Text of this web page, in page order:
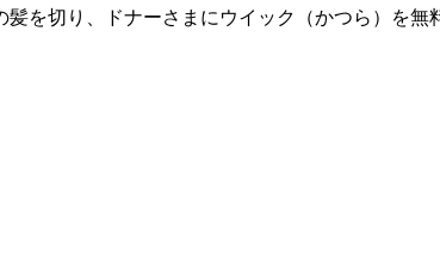
を切り、ドナーさまにウイック（かつら）を